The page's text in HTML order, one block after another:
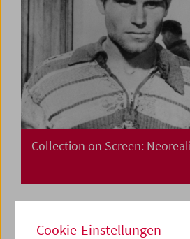
Collection on Screen:
Cookie-Einstellungen